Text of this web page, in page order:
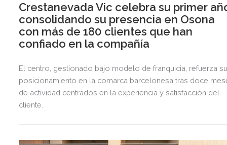
Crestanevada Vic celebra su primer
consolidando su presencia en Osona
con más de 180 clientes que han
confiado en la compañía
El centro, gestionado bajo modelo de franquicia, refuerza
posicionamiento en la comarca barcelonesa tras doce
de actividad centrados en la experiencia y satisfacción del
cliente.